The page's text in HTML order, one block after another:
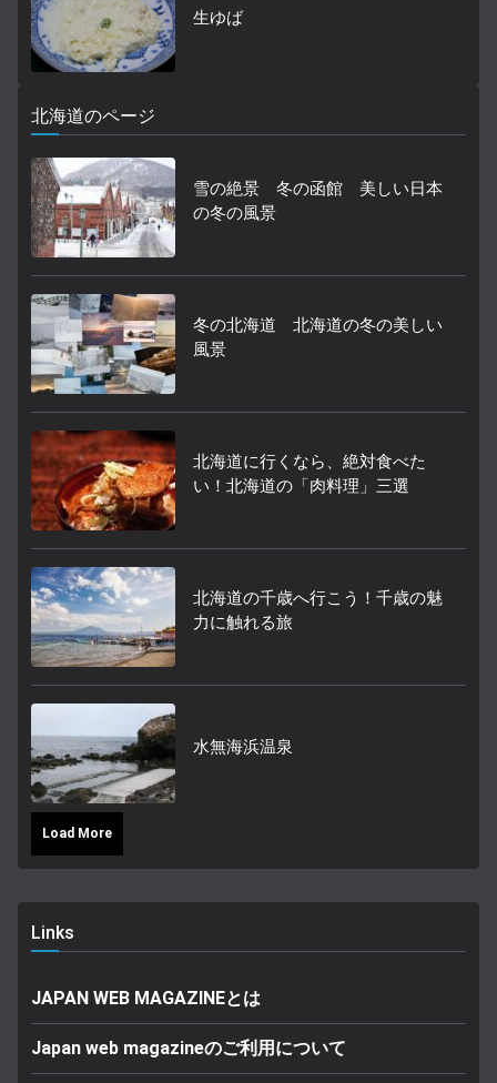
生ゆば
北海道のページ
雪の絶景 冬の函館 美しい日本
の冬の風景
冬の北海道 北海道の冬の美しい
風景
北海道に行くなら、絶対食べた
い！北海道の「肉料理」三選
北海道の千歳へ行こう！千歳の魅
力に触れる旅
水無海浜温泉
Load More
Links
JAPAN WEB MAGAZINEとは
Japan web magazineのご利用について